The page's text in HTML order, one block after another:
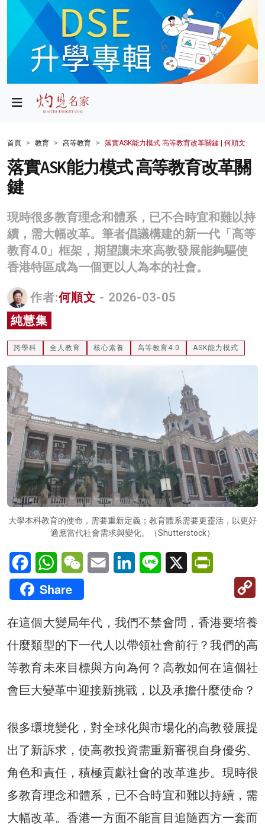
政局
財經
生活
健康
商業
科技
影片
灼見活動
關於我們
首頁 教育 高等教育 落實ASK能力模式 高等教育改革關鍵 | 何順文
落實ASK能力模式 高等教育改革關
鍵
現時很多教育理念和體系，已不合時宜和難以持
續，需大幅改革。筆者倡議構建的新一代「高等
教育4.0」框架，期望讓未來高教發展能夠驅使
香港特區成為一個更以人為本的社會。
作者:何順文 - 2026-03-05
純慧集
跨學科 全人教育 核心素養 高等教育4.0 ASK能力模式
大學本科教育的使命，需要重新定義；教育體系需要更靈活，以更好
適應當代社會需求與變化。（Shutterstock）
FacebookWhatsAppWeChatEmail LinkedInLine X
Share
在這個大變局年代，我們不禁會問，香港要培養
什麼類型的下一代人以帶領社會前行？我們的高
等教育未來目標與方向為何？高教如何在這個社
會巨大變革中迎接新挑戰，以及承擔什麼使命？
很多環境變化，對全球化與市場化的高教發展提
出了新訴求，使高教投資需重新審視自身優劣、
角色和責任，積極貢獻社會的改革進步。現時很
多教育理念和體系，已不合時宜和難以持續，需
大幅改革。香港一方面不能盲目追隨西方一套而